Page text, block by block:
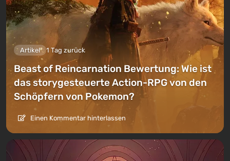
Artikel 1 Tag zurück
Beast of Reincarnation Bewertung: Wie ist
das storygesteuerte Action-RPG von den
Schöpfern von Pokemon?
Einen Kommentar hinterlassen